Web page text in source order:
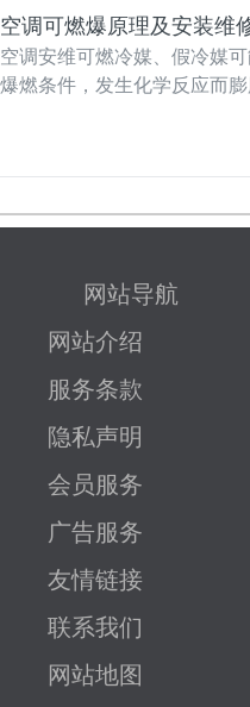
空调可燃爆原理及安装维
空调安维可燃冷媒、假冷媒
爆燃条件，发生化学反应而
网站导航
网站介绍
服务条款
隐私声明
会员服务
广告服务
友情链接
联系我们
网站地图